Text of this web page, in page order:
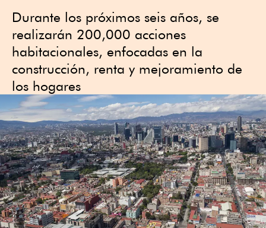
Durante los próximos seis años, se
realizarán 200,000 acciones
habitacionales, enfocadas en la
construcción, renta y mejoramiento de
los hogares